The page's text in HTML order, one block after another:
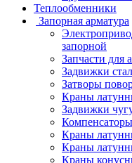
Теплообменники
Запорная арматура
запорной
Запчасти для
Задвижки
Затворы
Краны
Задвижки
Краны
Краны
Краны